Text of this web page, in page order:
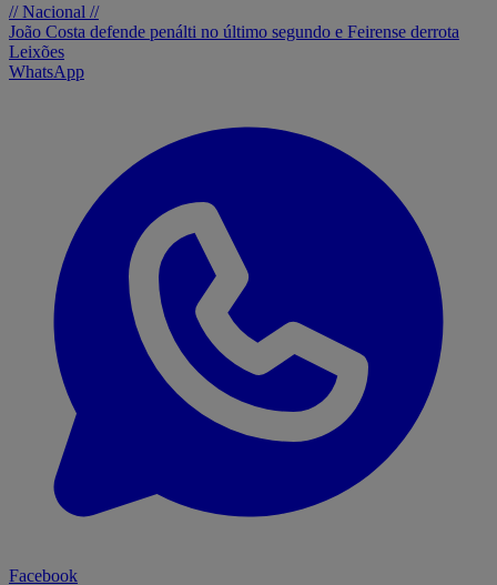
// Nacional //
João Costa defende penálti no último segundo e Feirense derrota
Leixões
WhatsApp
Facebook